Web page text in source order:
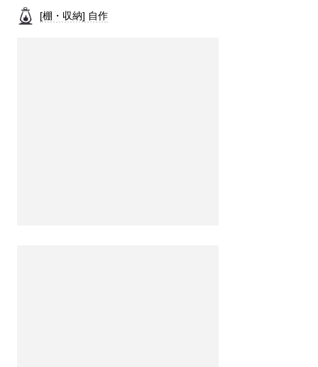
[棚・収納] 自作